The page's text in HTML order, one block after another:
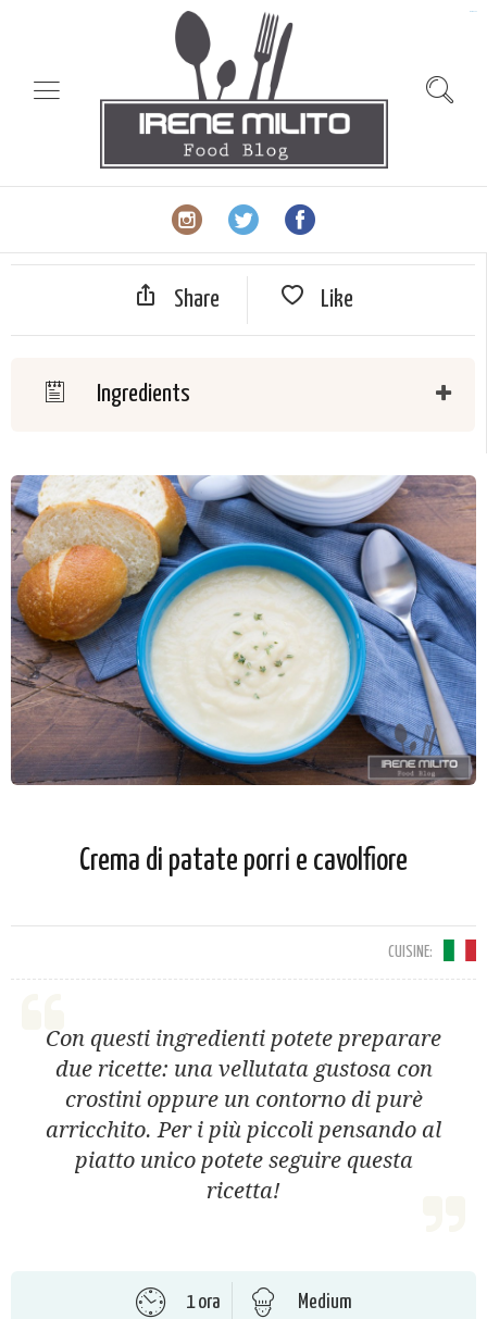
Share Like
Ingredients
Crema di patate porri e cavolfiore
CUISINE:
Con questi ingredienti potete preparare
due ricette: una vellutata gustosa con
crostini oppure un contorno di purè
arricchito. Per i più piccoli pensando al
piatto unico potete seguire questa
ricetta!
1 ora Medium